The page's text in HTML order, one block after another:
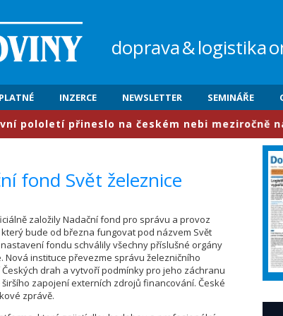
doprava&logistika
INZERCE NEWSLETTER SEMINÁŘE
přineslo na českém nebi meziročně nárůst
fond Svět železnice
založily Nadační fond pro správu a provoz
bude od března fungovat pod názvem Svět
fondu schválily všechny příslušné orgány
Nová instituce převezme správu železničního
drah a vytvoří podmínky pro jeho záchranu
zapojení externích zdrojů financování. České
zprávě.